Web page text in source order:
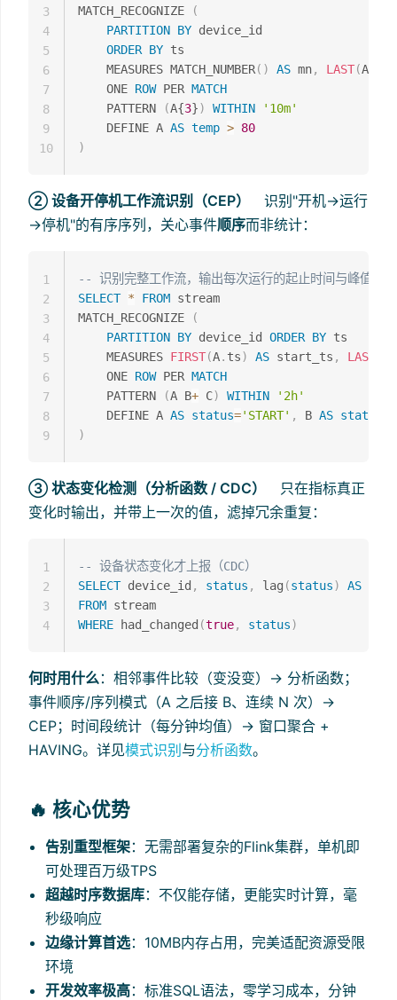
MATCH_RECOGNIZE
(
PARTITION BY device_id
ORDER BY ts
    MEASURES MATCH_NUMBER
( ) AS mn, LAST(A
    ONE
ROW PER MATCH
    PATTERN
(A{3}) WITHIN
'10m'
    DEFINE A
AS temp > 80
)
3
4
5
6
7
8
9
10
② 设备开停机工作流识别（CEP）
识别"开机→运行
→停机"的有序序列，关心事件顺序而非统计：
-- 识别完整工作流，输出每次运行的起止时间与峰值温度
SELECT * FROM stream
MATCH_RECOGNIZE
(
PARTITION BY device_id ORDER BY ts
    MEASURES
FIRST(A. ts) AS start_ts , LAST
    ONE
ROW PER MATCH
    PATTERN
(A B+ C) WITHIN
'2h'
    DEFINE A
AS status='START' , B AS status
)
1
2
3
4
5
6
7
8
9
③ 状态变化检测（分析函数 / CDC）
只在指标真正
变化时输出，并带上一次的值，滤掉冗余重复：
-- 设备状态变化才上报（CDC）
SELECT device_id , status , lag (status)
AS
FROM
WHERE had_changed (true, status)
1
2
3
4
何时用什么 ：相邻事件比较（变没变）→ 分析函数；
事件顺序/序列模式（A 之后接 B、连续 N 次）→
CEP；时间段统计（每分钟均值）→ 窗口聚合 +
HAVING。详见模式识别与分析函数。
🔥 核心优势
告别重型框架：无需部署复杂的Flink集群，单机即
可处理百万级TPS
超越时序数据库：不仅能存储，更能实时计算，毫
秒级响应
边缘计算首选：10MB内存占用，完美适配资源受限
环境
开发效率极高：标准SQL语法，零学习成本，分钟